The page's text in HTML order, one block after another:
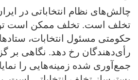
چالش‌های نظام انتخاباتی در
تخلف است. تخلف ممکن است
حکومتی مسئول انتخابات،
رأی‌دهندگان رخ دهد. نگاهی بر
جمع‌آوری شده زمینه‌هایی را